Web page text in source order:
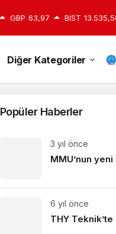
GBP 63,97 BIST
Diğer Kategoriler
Popüler Haberler
3 yıl önce
MMU’nun
6 yıl önce
THY